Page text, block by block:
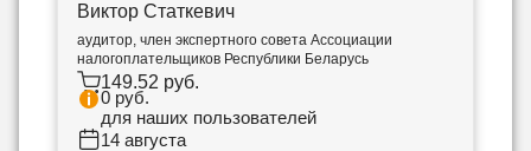
Виктор Статкевич
аудитор, член экспертного совета Ассоциации
налогоплательщиков Республики Беларусь
149.52 руб.
0 руб.
для наших пользователей
14 августа